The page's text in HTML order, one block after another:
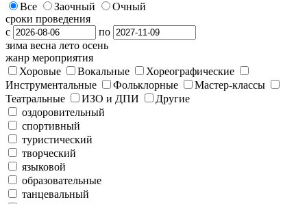
Все Заочный
Очный
сроки проведения
с
по
зима весна лето осень
жанр мероприятия
Хоровые
Вокальные
Хореографические
Инструментальные
Фольклорные
Мастер-классы
Театральные
ИЗО и ДПИ
Другие
оздоровительный
спортивный
туристический
творческий
языковой
образовательные
танцевальный